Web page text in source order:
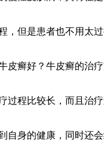
，但是患者也不用太
皮癣好？牛皮癣的治
过程比较长，而且治
自身的健康，同时还